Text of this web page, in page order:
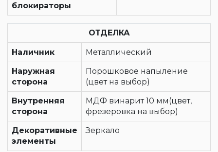
блокираторы
ОТДЕЛКА
Наличник Металлический
Наружная
сторона
Порошковое напыление
(цвет на выбор)
Внутренняя
сторона
МДФ винарит 10 мм(цвет,
фрезеровка на выбор)
Декоративные
элементы
Зеркало